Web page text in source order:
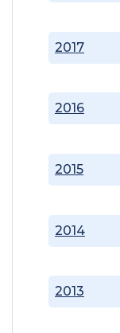
2013
2014
2015
2016
2017